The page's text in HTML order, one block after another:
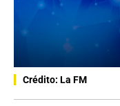
Crédito: La FM